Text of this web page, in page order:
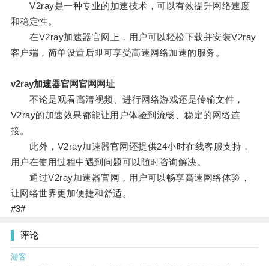
V2ray是一种专业的加速技术，可以有效提升网络速度
和稳定性。
在V2ray加速器官网上，用户可以轻松下载并安装V2ray
客户端，简单设置后即可享受高速网络加速的服务。
v2ray加速器官网官网网址
不论是观看高清视频、进行网络游戏还是传输文件，
V2ray的加速效果都能让用户体验到流畅、稳定的网络连
接。
此外，V2ray加速器官网还提供24小时在线客服支持，
用户在使用过程中遇到问题可以随时咨询解决。
通过V2ray加速器官网，用户可以畅享高速网络体验，
让网络世界更加便捷和舒适。
#3#
评论
游客